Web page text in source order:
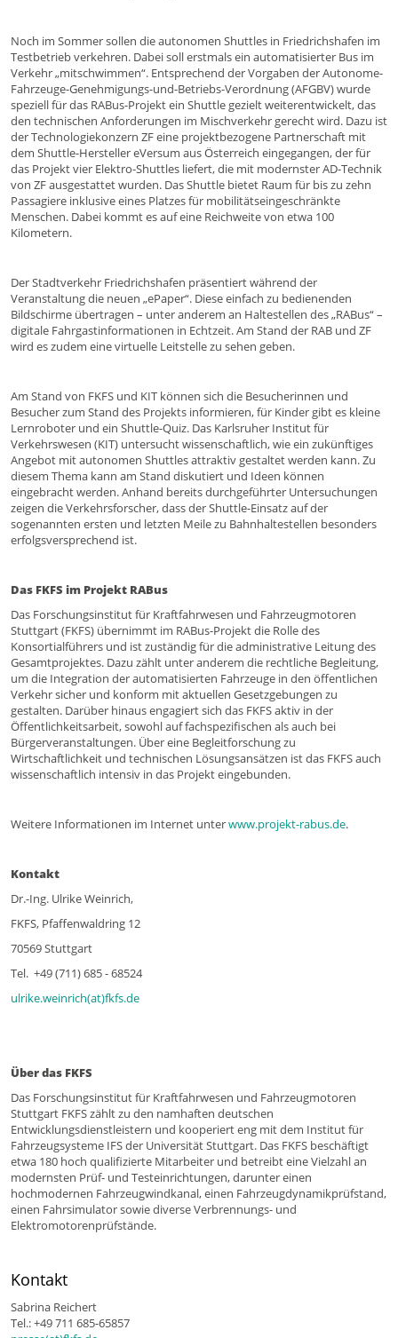
Noch im Sommer sollen die autonomen Shuttles in Friedrichshafen im
Testbetrieb verkehren. Dabei soll erstmals ein automatisierter Bus im
Verkehr „mitschwimmen“. Entsprechend der Vorgaben der Autonome-
Fahrzeuge-Genehmigungs-und-Betriebs-Verordnung (AFGBV) wurde
speziell für das RABus-Projekt ein Shuttle gezielt weiterentwickelt, das
den technischen Anforderungen im Mischverkehr gerecht wird. Dazu ist
der Technologiekonzern ZF eine projektbezogene Partnerschaft mit
dem Shuttle-Hersteller eVersum aus Österreich eingegangen, der für
das Projekt vier Elektro-Shuttles liefert, die mit modernster AD-Technik
von ZF ausgestattet wurden. Das Shuttle bietet Raum für bis zu zehn
Passagiere inklusive eines Platzes für mobilitätseingeschränkte
Menschen. Dabei kommt es auf eine Reichweite von etwa 100
Kilometern.
Der Stadtverkehr Friedrichshafen präsentiert während der
Veranstaltung die neuen „ePaper“. Diese einfach zu bedienenden
Bildschirme übertragen – unter anderem an Haltestellen des „RABus“ –
digitale Fahrgastinformationen in Echtzeit. Am Stand der RAB und ZF
wird es zudem eine virtuelle Leitstelle zu sehen geben.
Am Stand von FKFS und KIT können sich die Besucherinnen und
Besucher zum Stand des Projekts informieren, für Kinder gibt es kleine
Lernroboter und ein Shuttle-Quiz. Das Karlsruher Institut für
Verkehrswesen (KIT) untersucht wissenschaftlich, wie ein zukünftiges
Angebot mit autonomen Shuttles attraktiv gestaltet werden kann. Zu
diesem Thema kann am Stand diskutiert und Ideen können
eingebracht werden. Anhand bereits durchgeführter Untersuchungen
zeigen die Verkehrsforscher, dass der Shuttle-Einsatz auf der
sogenannten ersten und letzten Meile zu Bahnhaltestellen besonders
erfolgsversprechend ist.
Das FKFS im Projekt RABus
Das Forschungsinstitut für Kraftfahrwesen und Fahrzeugmotoren
Stuttgart (FKFS) übernimmt im RABus-Projekt die Rolle des
Konsortialführers und ist zuständig für die administrative Leitung des
Gesamtprojektes. Dazu zählt unter anderem die rechtliche Begleitung,
um die Integration der automatisierten Fahrzeuge in den öffentlichen
Verkehr sicher und konform mit aktuellen Gesetzgebungen zu
gestalten. Darüber hinaus engagiert sich das FKFS aktiv in der
Öffentlichkeitsarbeit, sowohl auf fachspezifischen als auch bei
Bürgerveranstaltungen. Über eine Begleitforschung zu
Wirtschaftlichkeit und technischen Lösungsansätzen ist das FKFS auch
wissenschaftlich intensiv in das Projekt eingebunden.
Weitere Informationen im Internet unterwww.projekt-rabus.de.
Kontakt
Dr.-Ing. Ulrike Weinrich,
FKFS, Pfaffenwaldring 12
70569 Stuttgart
Tel. +49 (711) 685 - 68524
ulrike.weinrich(at)fkfs.de
Über das FKFS
Das Forschungsinstitut für Kraftfahrwesen und Fahrzeugmotoren
Stuttgart FKFS zählt zu den namhaften deutschen
Entwicklungsdienstleistern und kooperiert eng mit dem Institut für
Fahrzeugsysteme IFS der Universität Stuttgart. Das FKFS beschäftigt
etwa 180 hoch qualifizierte Mitarbeiter und betreibt eine Vielzahl an
modernsten Prüf- und Testeinrichtungen, darunter einen
hochmodernen Fahrzeugwindkanal, einen Fahrzeugdynamikprüfstand,
einen Fahrsimulator sowie diverse Verbrennungs- und
Elektromotorenprüfstände.
Kontakt
Sabrina Reichert
Tel.: +49 711 685-65857